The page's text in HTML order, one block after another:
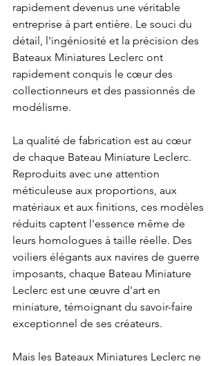
rapidement devenus une véritable
entreprise à part entière. Le souci du
détail, l'ingéniosité et la précision des
Bateaux Miniatures Leclerc ont
rapidement conquis le cœur des
collectionneurs et des passionnés de
modélisme.
La qualité de fabrication est au cœur
de chaque Bateau Miniature Leclerc.
Reproduits avec une attention
méticuleuse aux proportions, aux
matériaux et aux finitions, ces modèles
réduits captent l'essence même de
leurs homologues à taille réelle. Des
voiliers élégants aux navires de guerre
imposants, chaque Bateau Miniature
Leclerc est une œuvre d'art en
miniature, témoignant du savoir-faire
exceptionnel de ses créateurs.
Mais les Bateaux Miniatures Leclerc ne